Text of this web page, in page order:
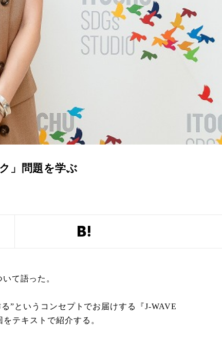
」問題を学ぶ
て語った。
”というコンセプトでお届けする『J-WAVE
テキストで紹介する。